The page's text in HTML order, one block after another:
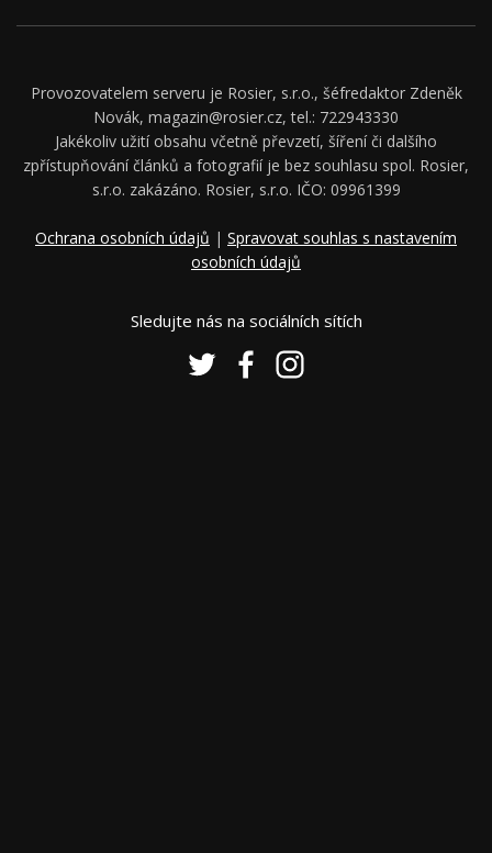
Provozovatelem serveru je Rosier, s.r.o., šéfredaktor Zdeněk
Novák, magazin@rosier.cz, tel.: 722943330
Jakékoliv užití obsahu včetně převzetí, šíření či dalšího
zpřístupňování článků a fotografií je bez souhlasu spol. Rosier,
s.r.o. zakázáno. Rosier, s.r.o. IČO: 09961399
Ochrana osobních údajů | Spravovat souhlas s nastavením
osobních údajů
Sledujte nás na sociálních sítích